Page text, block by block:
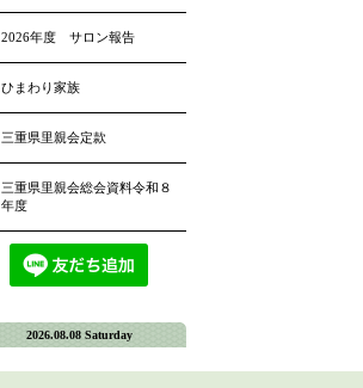
2026年度 サロン報告
ひまわり家族
三重県里親会定款
三重県里親会総会資料令和８
年度
2026.08.08 Saturday